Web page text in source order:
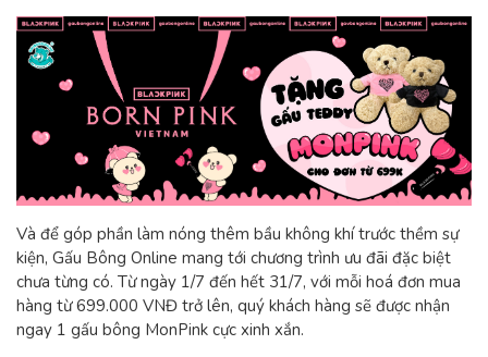
Và để góp phần làm nóng thêm bầu không khí trước thềm sự
kiện, Gấu Bông Online mang tới chương trình ưu đãi đặc biệt
chưa từng có. Từ ngày 1/7 đến hết 31/7, với mỗi hoá đơn mua
hàng từ 699.000 VNĐ trở lên, quý khách hàng sẽ được nhận
ngay 1 gấu bông MonPink cực xinh xắn.